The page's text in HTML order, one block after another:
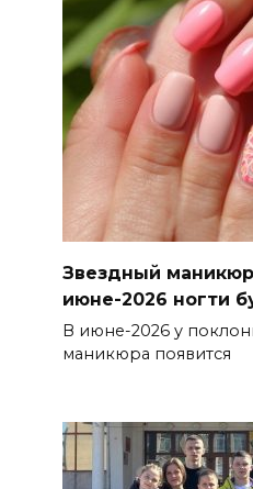
Звездный
июне-2026 ногти
В июне-2026 у
маникюра появится